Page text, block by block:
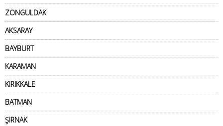
ZONGULDAK
AKSARAY
BAYBURT
KARAMAN
KIRIKKALE
BATMAN
ŞIRNAK